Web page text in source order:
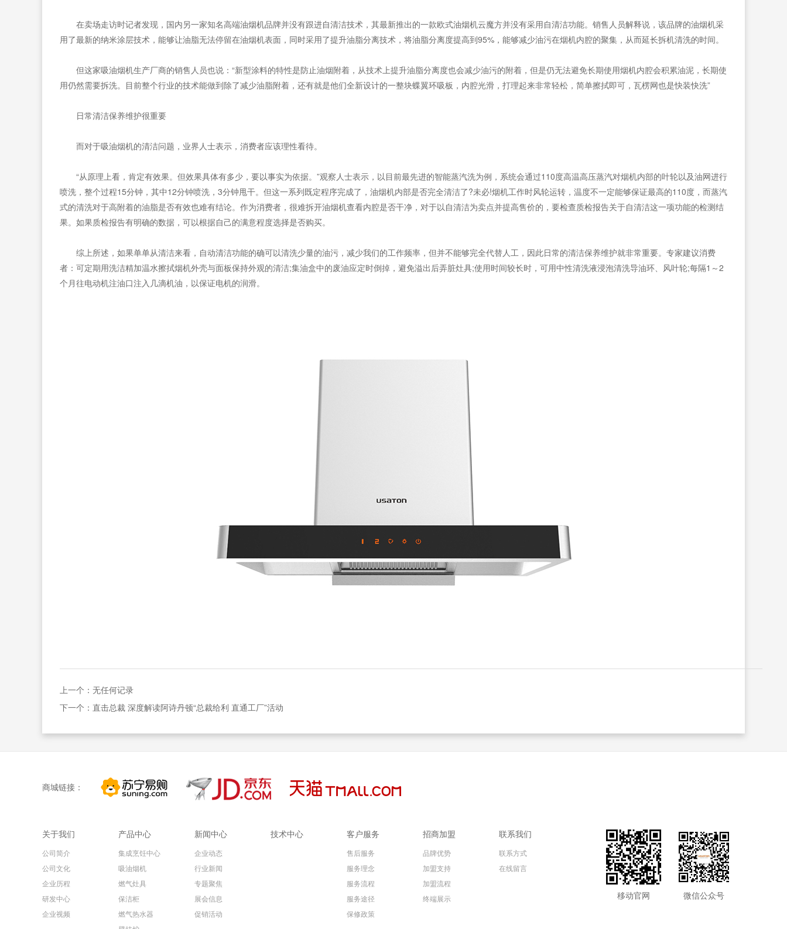
在卖场走访时记者发现，国内另一家知名高端油烟机品牌并没有跟进自清洁技术，其最新推出的一款欧式油烟机云魔方并没有采用自清洁功能。销售人员解释说，该品牌的油烟机采
用了最新的纳米涂层技术，能够让油脂无法停留在油烟机表面，同时采用了提升油脂分离技术，将油脂分离度提高到95%，能够减少油污在烟机内腔的聚集，从而延长拆机清洗的时间。
但这家吸油烟机生产厂商的销售人员也说：“新型涂料的特性是防止油烟附着，从技术上提升油脂分离度也会减少油污的附着，但是仍无法避免长期使用烟机内腔会积累油泥，长期使
用仍然需要拆洗。目前整个行业的技术能做到除了减少油脂附着，还有就是他们全新设计的一整块蝶翼环吸板，内腔光滑，打理起来非常轻松，简单擦拭即可，瓦楞网也是快装快洗”
日常清洁保养维护很重要
而对于吸油烟机的清洁问题，业界人士表示，消费者应该理性看待。
“从原理上看，肯定有效果。但效果具体有多少，要以事实为依据。”观察人士表示，以目前最先进的智能蒸汽洗为例，系统会通过110度高温高压蒸汽对烟机内部的叶轮以及油网进行
喷洗，整个过程15分钟，其中12分钟喷洗，3分钟甩干。但这一系列既定程序完成了，油烟机内部是否完全清洁了?未必!烟机工作时风轮运转，温度不一定能够保证最高的110度，而蒸汽
式的清洗对于高附着的油脂是否有效也难有结论。作为消费者，很难拆开油烟机查看内腔是否干净，对于以自清洁为卖点并提高售价的，要检查质检报告关于自清洁这一项功能的检测结
果。如果质检报告有明确的数据，可以根据自己的满意程度选择是否购买。
综上所述，如果单单从清洁来看，自动清洁功能的确可以清洗少量的油污，减少我们的工作频率，但并不能够完全代替人工，因此日常的清洁保养维护就非常重要。专家建议消费
者：可定期用洗洁精加温水擦拭烟机外壳与面板保持外观的清洁;集油盒中的废油应定时倒掉，避免溢出后弄脏灶具;使用时间较长时，可用中性清洗液浸泡清洗导油环、风叶轮;每隔1～2
个月往电动机注油口注入几滴机油，以保证电机的润滑。
上一个：无任何记录
下一个： 直击总裁 深度解读阿诗丹顿“总裁给利 直通工厂”活动
商城链接：
关于我们
公司简介
公司文化
企业历程
研发中心
企业视频
产品中心
集成烹饪中心
吸油烟机
燃气灶具
保洁柜
燃气热水器
新闻中心
企业动态
行业新闻
专题聚焦
展会信息
促销活动
技术中心 客户服务
售后服务
服务理念
服务流程
服务途径
保修政策
招商加盟
品牌优势
加盟支持
加盟流程
终端展示
联系我们
联系方式
在线留言
微信公众号
移动官网